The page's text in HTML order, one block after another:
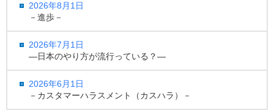
2026年8月1日
－進歩－
2026年7月1日
―日本のやり方が流行っている？―
2026年6月1日
－カスタマーハラスメント（カスハラ）－